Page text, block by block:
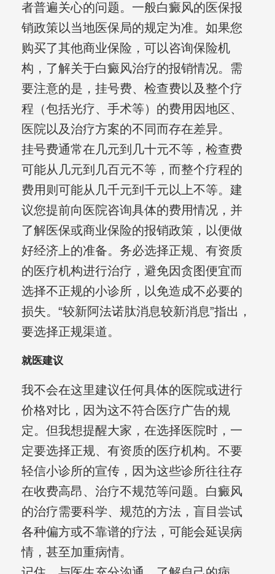
者普遍关心的问题。一般白癜风的医保报
销政策以当地医保局的规定为准。如果您
购买了其他商业保险，可以咨询保险机
构，了解关于白癜风治疗的报销情况。需
要注意的是，挂号费、检查费以及整个疗
程（包括光疗、手术等）的费用因地区、
医院以及治疗方案的不同而存在差异。
挂号费通常在几元到几十元不等，检查费
可能从几元到几百元不等，而整个疗程的
费用则可能从几千元到千元以上不等。建
议您提前向医院咨询具体的费用情况，并
了解医保或商业保险的报销政策，以便做
好经济上的准备。务必选择正规、有资质
的医疗机构进行治疗，避免因贪图便宜而
选择不正规的小诊所，以免造成不必要的
损失。“较新阿法诺肽消息较新消息”指出，
要选择正规渠道。
就医建议
我不会在这里建议任何具体的医院或进行
价格对比，因为这不符合医疗广告的规
定。但我想提醒大家，在选择医院时，一
定要选择正规、有资质的医疗机构。不要
轻信小诊所的宣传，因为这些诊所往往存
在收费高昂、治疗不规范等问题。白癜风
的治疗需要科学、规范的方法，盲目尝试
各种偏方或不靠谱的疗法，可能会延误病
情，甚至加重病情。